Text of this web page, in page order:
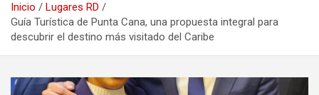
Inicio
Lugares RD
Guía Turística de Punta Cana, una propuesta integral para
descubrir el destino más visitado del Caribe